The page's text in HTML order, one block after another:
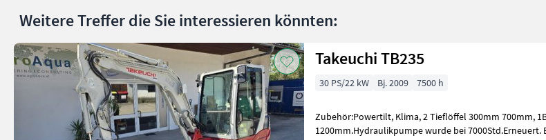
Weitere Treffer die Sie interessieren könnten:
Takeuchi TB235
30 PS/22 kW Bj. 2009 7500 h
Zubehör:Powertilt, Klima, 2 Tieflöffel 300mm 700mm,
1200mm.Hydraulikpumpe wurde bei 7000Std.Erneuert.